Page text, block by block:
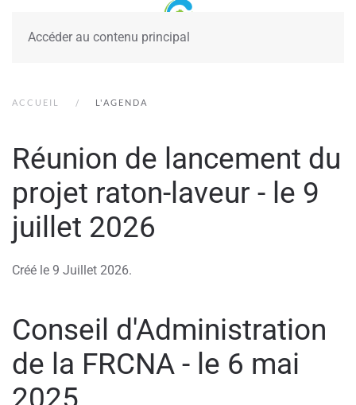
Accéder au contenu principal
ACCUEIL L'AGENDA
Réunion de lancement du
projet raton-laveur - le 9
juillet 2026
Créé le 9 Juillet 2026.
Conseil d'Administration
de la FRCNA - le 6 mai